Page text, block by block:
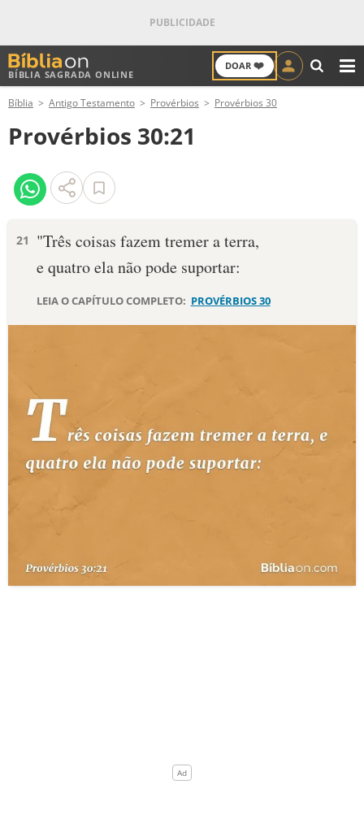
BÍBLIA SAGRADA ONLINE
DOAR ❤️
ANTIGO TESTAMENTO
NOVO TESTAMENTO
VERSÍCULOS
PALAVRA DO DIA
10 MANDAMENTOS
ESTUDOS BÍBLICOS
ESBOÇOS DE PREGAÇÃO
PERGUNTE À BÍBLIA
Bíblia Antigo Testamento Provérbios Provérbios 30
Provérbios 30:21
21
"Três coisas fazem tremer a terra,
e quatro ela não pode suportar:
LEIA O CAPÍTULO COMPLETO: PROVÉRBIOS 30